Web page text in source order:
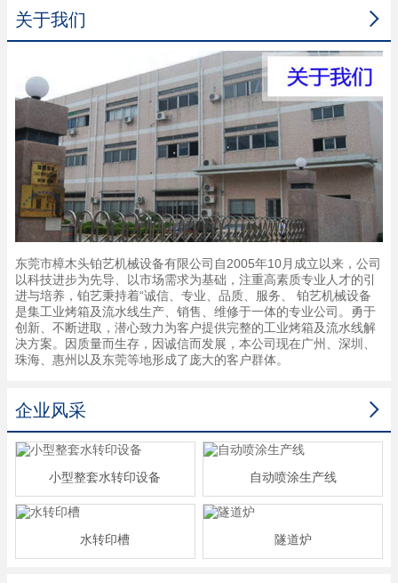

关于我们
东莞市樟木头铂艺机械设备有限公司自2005年10月成立以来，公司
以科技进步为先导、以市场需求为基础，注重高素质专业人才的引
进与培养，铂艺秉持着“诚信、专业、品质、服务、 铂艺机械设备
是集工业烤箱及流水线生产、销售、维修于一体的专业公司。勇于
创新、不断进取，潜心致力为客户提供完整的工业烤箱及流水线解
决方案。因质量而生存，因诚信而发展，本公司现在广州、深圳、
珠海、惠州以及东莞等地形成了庞大的客户群体。

企业风采
小型整套水转印设备 自动喷涂生产线
水转印槽 隧道炉